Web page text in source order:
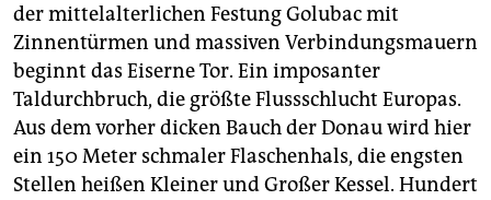
der mittelalterlichen Festung Golubac mit
Zinnentürmen und massiven Verbindungsmauern
beginnt das Eiserne Tor. Ein imposanter
Taldurchbruch, die größte Flussschlucht Europas.
Aus dem vorher dicken Bauch der Donau wird hier
ein 150 Meter schmaler Flaschenhals, die engsten
Stellen heißen Kleiner und Großer Kessel. Hundert